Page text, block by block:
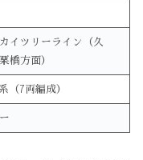
イツリーライン（久
橋方面）
（7両編成）